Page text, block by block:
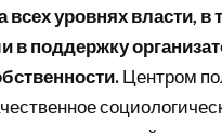
уровнях власти, в
поддержку
Центром